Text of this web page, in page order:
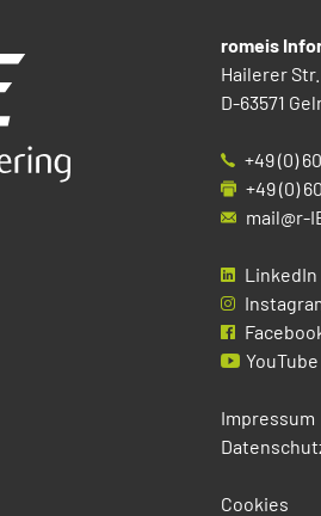
romeis
Hailerer Str.
D-63571
+49 (0)
+49 (0)
mail@r-
LinkedIn
YouTube
Impressum
Cookies